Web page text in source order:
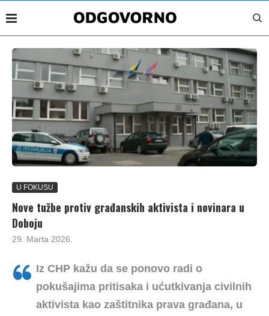
U FOKUSU
Nove tužbe protiv građanskih aktivista i novinara u
Doboju
29. Marta 2026.
Iz CHP kažu da se ponovo radi o
pokušajima pritisaka i ućutkivanja civilnih
aktivista kao zaštitnika prava građana, u